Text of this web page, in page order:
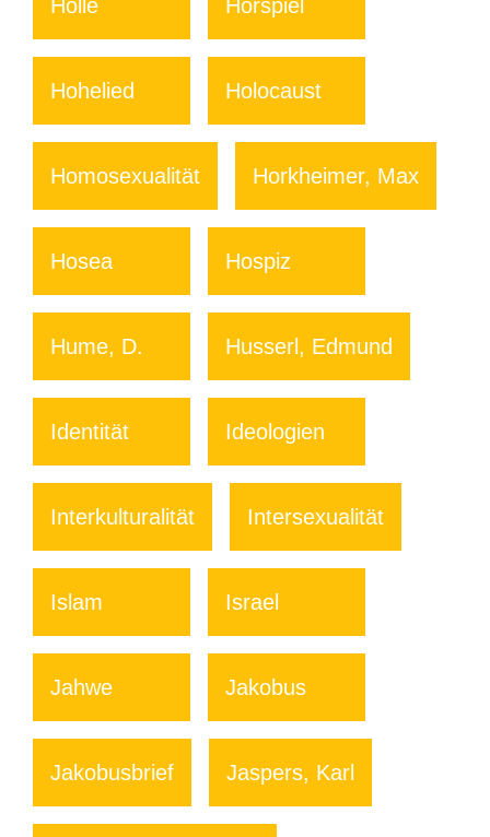
Hölle Hörspiel
Hohelied Holocaust
Homosexualität Horkheimer, Max
Hosea Hospiz
Hume, D. Husserl, Edmund
Identität Ideologien
Interkulturalität Intersexualität
Islam Israel
Jahwe Jakobus
Jakobusbrief Jaspers, Karl